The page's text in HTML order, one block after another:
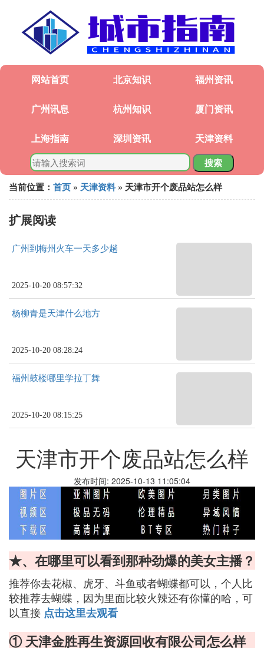
网站首页 北京知识 福州资讯
广州讯息 杭州知识 厦门资讯
上海指南 深圳资讯 天津资料
搜索
当前位置： 首页 » 天津资料 » 天津市开个废品站怎么样
扩展阅读
广州到梅州火车一天多少趟
2025-10-20 08:57:32
杨柳青是天津什么地方
2025-10-20 08:28:24
福州鼓楼哪里学拉丁舞
2025-10-20 08:15:25
天津市开个废品站怎么样
发布时间: 2025-10-13 11:05:04
★、在哪里可以看到那种劲爆的美女主播？
推荐你去花椒、虎牙、斗鱼或者蝴蝶都可以，个人比
较推荐去蝴蝶，因为里面比较火辣还有你懂的哈，可
以直接 点击这里去观看
① 天津金胜再生资源回收有限公司怎么样